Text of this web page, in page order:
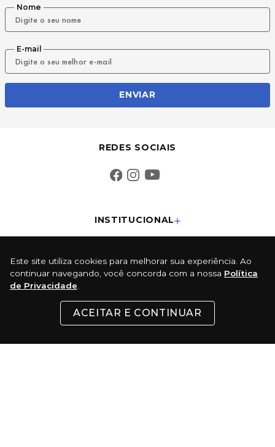
Este site utiliza cookies para melhorar sua experiência. Ao
continuar navegando, você concorda com a nossa Política
de Privacidade
ACEITAR E CONTINUAR
Nome
E-mail
ENVIAR
REDES SOCIAIS
INSTITUCIONAL
SUPORTE